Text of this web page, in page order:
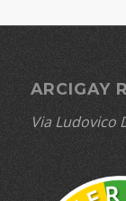
ARCIGAY
Via Ludovico